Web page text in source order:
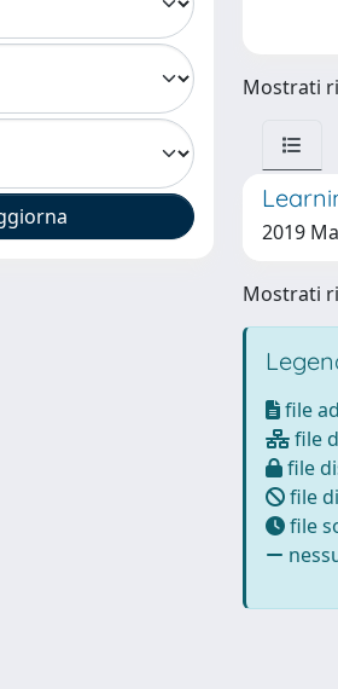
Mostrati
2019
Mostrati
file
file
file
file
file